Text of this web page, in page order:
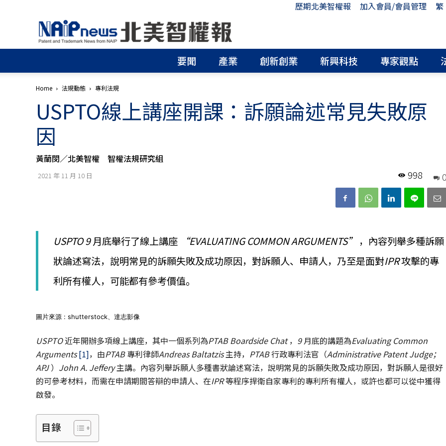
歷期北美智權報 加入會員/會員管理
繁
北
美
智
權
│
請
│
申
請
智
財
權
顧
問
利
佈
│
美
國
專
利
要聞 產業 創新創業 新興科技 專家觀點
Home 法規動態 專利法規
USPTO線上講座開課：訴願論述常見失敗原
因
黃蘭閔／北美智權 智權法規研究組
2021 年 11 月 10 日 998
USPTO 9月底舉行了線上講座 “EVALUATING COMMON ARGUMENTS” ，內容列舉多種訴願
狀論述寫法，說明常見的訴願失敗及成功原因，對訴願人、申請人，乃至是面對IPR攻擊的專
利所有權人，可能都有參考價值。
圖片來源 : shutterstock、達志影像
USPTO近年開辦多項線上講座，其中一個系列為PTAB Boardside Chat， 9月底的講題為Evaluating Common
Arguments [1]，由PTAB專利律師Andreas Baltatzis主持， PTAB行政專利法官（Administrative Patent Judge；
APJ） John A. Jeffery主講。內容列舉訴願人多種書狀論述寫法，說明常見的訴願失敗及成功原因，對訴願人是很好
的可參考材料，而需在申請期間答辯的申請人、在IPR等程序捍衛自家專利的專利所有權人，或許也都可以從中獲得
啟發。
目錄